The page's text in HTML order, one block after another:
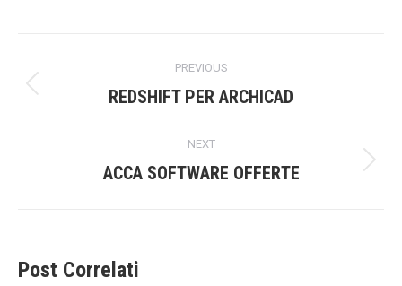
navigation
PREVIOUS
Previous
REDSHIFT PER ARCHICAD
NEXT
Next
ACCA SOFTWARE OFFERTE
Post Correlati